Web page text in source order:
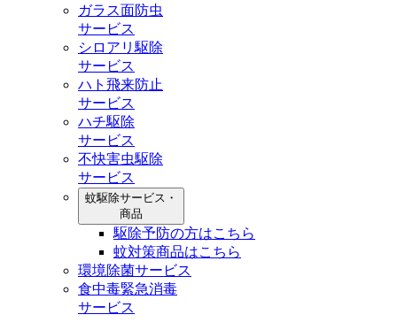
ガラス面防虫
サービス
シロアリ駆除
サービス
ハト飛来防止
サービス
ハチ駆除
サービス
不快害虫駆除
サービス
蚊駆除サービス・
商品
駆除予防の方はこちら
蚊対策商品はこちら
環境除菌サービス
食中毒緊急消毒
サービス